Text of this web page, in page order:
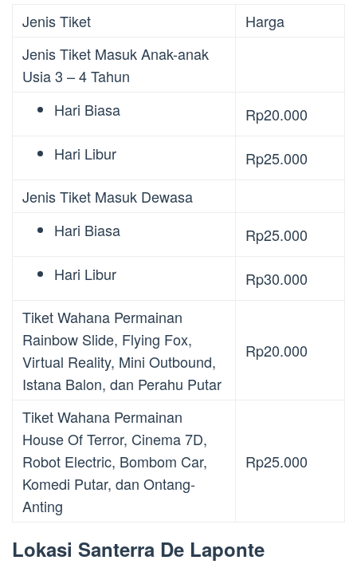
Jenis Tiket
Harga
Jenis Tiket Masuk Anak-anak
Usia 3 – 4 Tahun
Hari Biasa
Rp20.000
Hari Libur
Rp25.000
Jenis Tiket Masuk Dewasa
Hari Biasa
Rp25.000
Hari Libur
Rp30.000
Tiket Wahana Permainan
Rainbow Slide, Flying Fox,
Virtual Reality, Mini Outbound,
Istana Balon, dan Perahu Putar
Rp20.000
Tiket Wahana Permainan
House Of Terror, Cinema 7D,
Robot Electric, Bombom Car,
Komedi Putar, dan Ontang-
Anting
Rp25.000
Lokasi Santerra De Laponte